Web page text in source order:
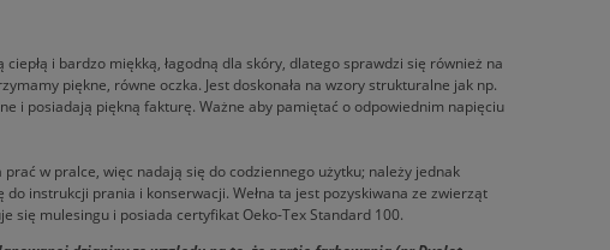
ciepłą i bardzo miękką, łagodną dla skóry, dlatego sprawdzi się również na
piękne, równe oczka. Jest doskonała na wzory strukturalne jak np.
i posiadają piękną fakturę. Ważne aby pamiętać o odpowiednim napięciu
w pralce, więc nadają się do codziennego użytku; należy jednak
instrukcji prania i konserwacji. Wełna ta jest pozyskiwana ze zwierząt
się mulesingu i posiada certyfikat Oeko-Tex Standard 100.